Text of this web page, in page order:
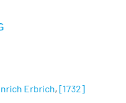
Erbrich, [1732]